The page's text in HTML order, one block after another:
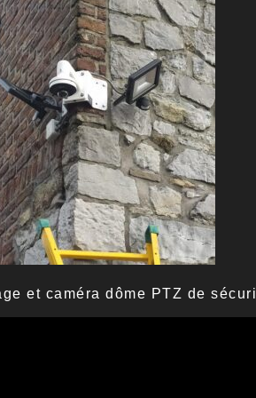
et caméra dôme PTZ de